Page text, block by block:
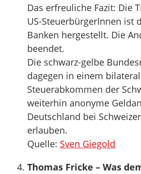
Das erfreuliche Fazit: Die
US-SteuerbürgerInnen ist
Banken hergestellt. Die
beendet.
Die schwarz-gelbe
dagegen in einem
Steuerabkommen der
weiterhin anonyme
Deutschland bei
erlauben.
Quelle: Sven Giegold
Thomas Fricke – Was